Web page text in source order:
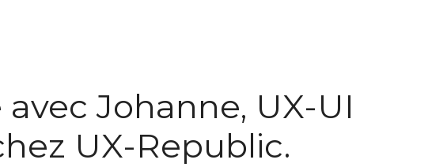
Johanne, UX-UI
UX-Republic.